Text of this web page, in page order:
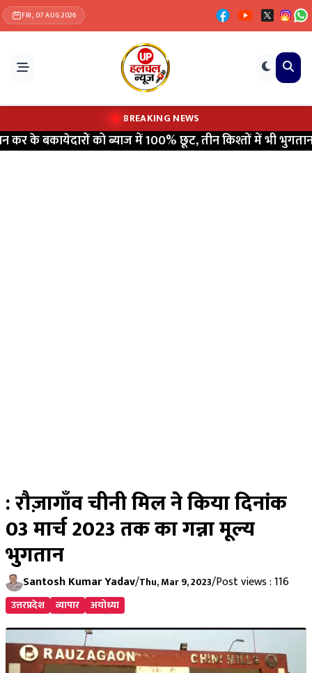
FRI, 07 AUG 2026
BREAKING NEWS
बकायेदारों को ब्याज में 100% छूट, तीन किश्तों में भी भुगतान |
: रौज़ागाँव चीनी मिल ने किया दिनांक
03 मार्च 2023 तक का गन्ना मूल्य
भुगतान
Santosh Kumar Yadav/Thu, Mar 9, 2023/Post views : 116
उत्तरप्रदेश व्यापार अयोध्या